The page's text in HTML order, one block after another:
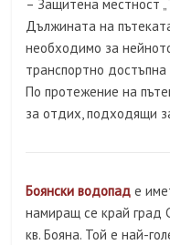
– Защитена местност
Дължината на
необходимо за
транспортно достъпна
По протежение на
за отдих, подходящи
Боянски водопад е
намиращ се край град
кв. Бояна. Той е най-